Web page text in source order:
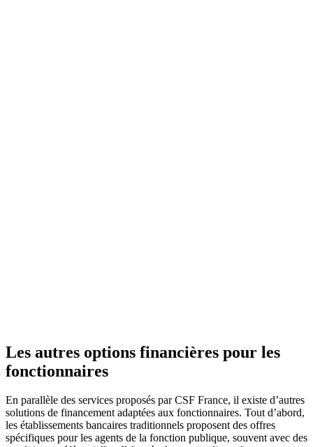
Les autres options financières pour les
fonctionnaires
En parallèle des services proposés par CSF France, il existe d’autres
solutions de financement adaptées aux fonctionnaires. Tout d’abord,
les établissements bancaires traditionnels proposent des offres
spécifiques pour les agents de la fonction publique, souvent avec des